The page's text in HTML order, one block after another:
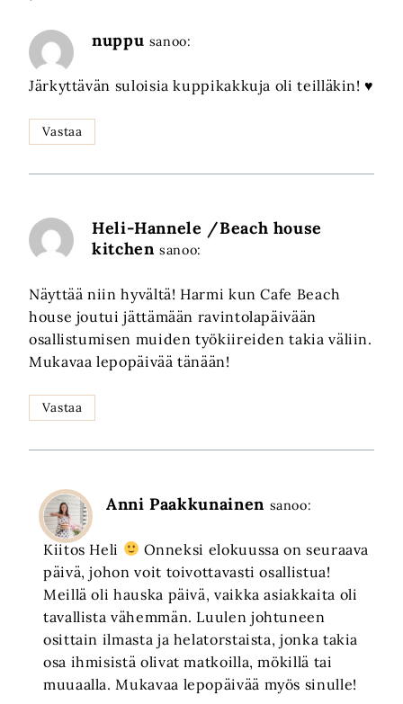
nuppu sanoo:
Järkyttävän suloisia kuppikakkuja oli teilläkin! ♥
Vastaa
Heli-Hannele /Beach house
kitchen sanoo:
Näyttää niin hyvältä! Harmi kun Cafe Beach
house joutui jättämään ravintolapäivään
osallistumisen muiden työkiireiden takia väliin.
Mukavaa lepopäivää tänään!
Vastaa
Anni Paakkunainen sanoo:
Kiitos Heli
Onneksi elokuussa on seuraava
päivä, johon voit toivottavasti osallistua!
Meillä oli hauska päivä, vaikka asiakkaita oli
tavallista vähemmän. Luulen johtuneen
osittain ilmasta ja helatorstaista, jonka takia
osa ihmisistä olivat matkoilla, mökillä tai
muuaalla. Mukavaa lepopäivää myös sinulle!